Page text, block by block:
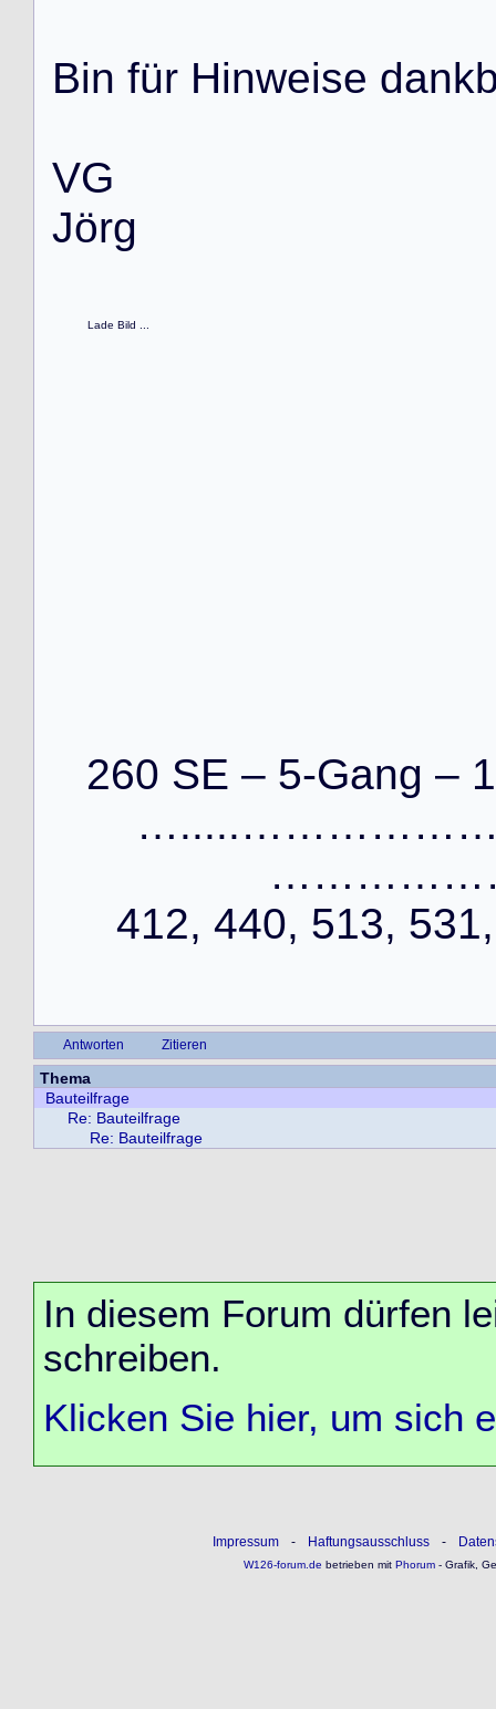
Bin für Hinweise dank
VG
Jörg
Lade Bild ...
260 SE – 5-Gang –
412, 440, 513,
Antworten Zitieren
Thema
Bauteilfrage
Re: Bauteilfrage
Re: Bauteilfrage
In diesem Forum dürfen
schreiben.
Klicken Sie hier, um sich
Impressum - Haftungsausschluss -
W126-forum.de betrieben mitPhorum- Grafik,